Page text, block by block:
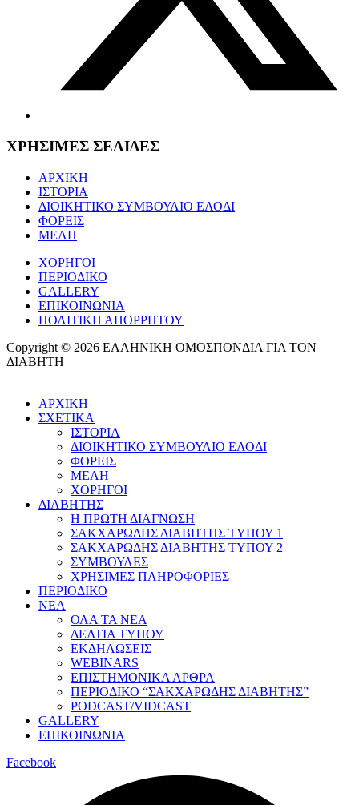
ΧΡΗΣΙΜΕΣ ΣΕΛΙΔΕΣ
ΑΡΧΙΚΗ
ΙΣΤΟΡΙΑ
ΔΙΟΙΚΗΤΙΚΟ ΣΥΜΒΟΥΛΙΟ ΕΛΟΔΙ
ΦΟΡΕΙΣ
ΜΕΛΗ
ΧΟΡΗΓΟΙ
ΠΕΡΙΟΔΙΚΟ
GALLERY
ΕΠΙΚΟΙΝΩΝΙΑ
ΠΟΛΙΤΙΚΗ ΑΠΟΡΡΗΤΟΥ
Copyright © 2026 ΕΛΛΗΝΙΚΗ ΟΜΟΣΠΟΝΔΙΑ ΓΙΑ ΤΟΝ
ΔΙΑΒΗΤΗ
ΑΡΧΙΚΗ
ΣΧΕΤΙΚΑ
ΙΣΤΟΡΙΑ
ΔΙΟΙΚΗΤΙΚΟ ΣΥΜΒΟΥΛΙΟ ΕΛΟΔΙ
ΦΟΡΕΙΣ
ΜΕΛΗ
ΧΟΡΗΓΟΙ
ΔΙΑΒΗΤΗΣ
Η ΠΡΩΤΗ ΔΙΑΓΝΩΣΗ
ΣΑΚΧΑΡΩΔΗΣ ΔΙΑΒΗΤΗΣ ΤΥΠΟΥ 1
ΣΑΚΧΑΡΩΔΗΣ ΔΙΑΒΗΤΗΣ ΤΥΠΟΥ 2
ΣΥΜΒΟΥΛΕΣ
ΧΡΗΣΙΜΕΣ ΠΛΗΡΟΦΟΡΙΕΣ
ΠΕΡΙΟΔΙΚΟ
ΝΕΑ
ΟΛΑ ΤΑ ΝΕΑ
ΔΕΛΤΙΑ ΤΥΠΟΥ
ΕΚΔΗΛΩΣΕΙΣ
WEBINARS
ΕΠΙΣΤΗΜΟΝΙΚΑ ΑΡΘΡΑ
ΠΕΡΙΟΔΙΚΟ “ΣΑΚΧΑΡΩΔΗΣ ΔΙΑΒΗΤΗΣ”
PODCAST/VIDCAST
GALLERY
ΕΠΙΚΟΙΝΩΝΙΑ
Facebook